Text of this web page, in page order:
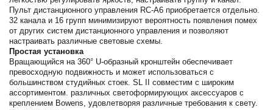
Пульт дистанционного управления RC-А6 приобретается отдельно.
32 канала и 16 групп минимизируют вероятность появления помех
от других систем дистанционного управления и позволяют
настраивать различные световые схемы.
Простая установка
Вращающийся на 360° U-образный кронштейн обеспечивает
превосходную подвижность и может использоваться с
большинством студийных стоек. SL II совместим с широким
ассортиментом. различных светоформирующих аксессуаров с
креплением Bowens, удовлетворяя различные требования к свету.